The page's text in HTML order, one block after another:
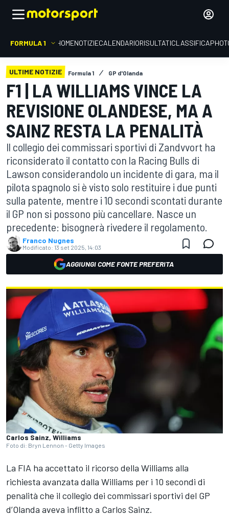
FORMULA 1 HOMENOTIZIECALENDARIORISULTATICLASSIFICA
ULTIME NOTIZIE Formula 1 GP d'Olanda
F1 | LA WILLIAMS VINCE LA
REVISIONE OLANDESE, MA A
SAINZ RESTA LA PENALITÀ
Il collegio dei commissari sportivi di Zandvvort ha
riconsiderato il contatto con la Racing Bulls di
Lawson considerandolo un incidente di gara, ma il
pilota spagnolo si è visto solo restituire i due punti
sulla patente, mentre i 10 secondi scontati durante
il GP non si possono più cancellare. Nasce un
precedente: bisognerà rivedere il regolamento.
Franco Nugnes
Modificato: 13 set 2025, 14:03
AGGIUNGI COME FONTE PREFERITA
Carlos Sainz, Williams
Foto di: Bryn Lennon - Getty Images
La FIA ha accettato il ricorso della Williams alla
richiesta avanzata dalla Williams per i 10 secondi di
penalità che il collegio dei commissari sportivi del GP
d’Olanda aveva inflitto a Carlos Sainz.